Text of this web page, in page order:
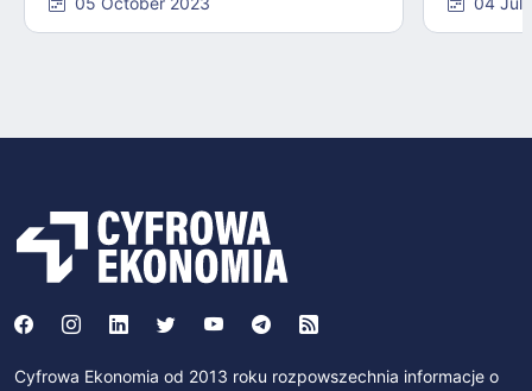
Cyfrowa Ekonomia od 2013 roku rozpowszechnia informacje o